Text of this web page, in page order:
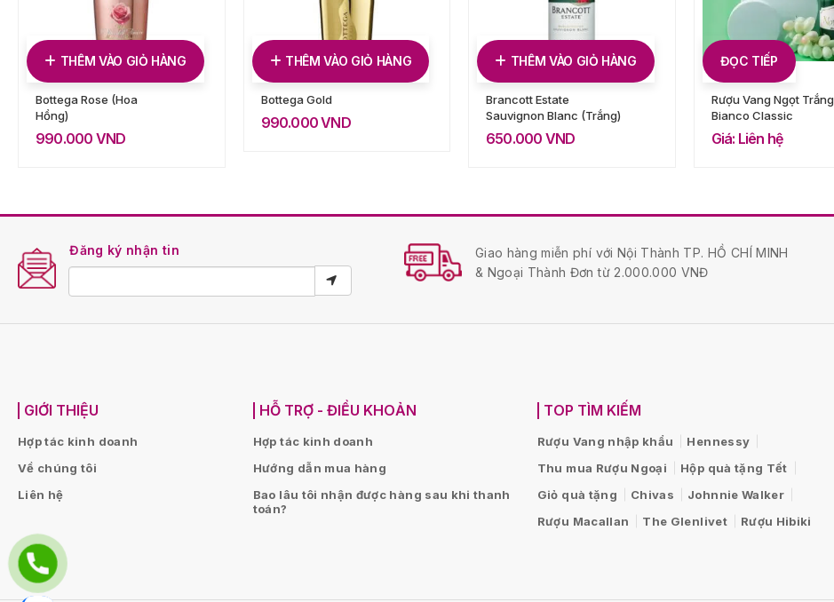
THÊM VÀO GIỎ HÀNG
Bottega Rose (Hoa
Hồng)
990.000 VND
THÊM VÀO GIỎ HÀNG
Bottega Gold
990.000VND
THÊM VÀO GIỎ HÀNG
Brancott Estate
Sauvignon Blanc (Trắng)
650.000 VND
ĐỌC TIẾP
Rượu Vang Ngọt Trắng
Bianco Classic
Giá: Liên hệ
Đăng ký nhận tin
Giao hàng miễn phí với Nội Thành TP. HỒ CHÍ MINH
& Ngoại Thành Đơn từ 2.000.000 VNĐ
GIỚI THIỆU
Hợp tác kinh doanh
Về chúng tôi
Liên hệ
HỖ TRỢ - ĐIỀU KHOẢN
Hợp tác kinh doanh
Hướng dẫn mua hàng
Bao lâu tôi nhận được hàng sau khi thanh
toán?
TOP TÌM KIẾM
Rượu Vang nhập khẩu
Hennessy
Thu mua Rượu Ngoại
Hộp quà tặng Tết
Giỏ quà tặng
Chivas
Johnnie Walker
Rượu Macallan
The Glenlivet Rượu Hibiki